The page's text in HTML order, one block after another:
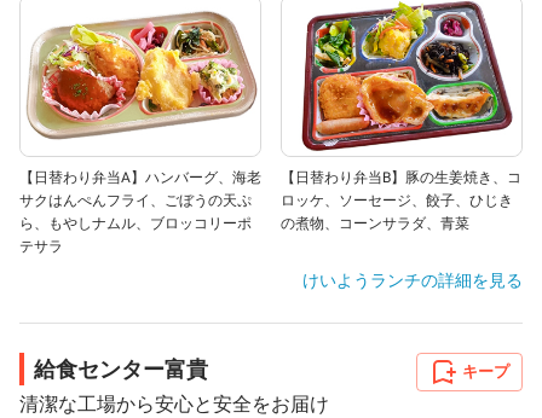
【日替わり弁当A】ハンバーグ、海老
サクはんぺんフライ、ごぼうの天ぷ
ら、もやしナムル、ブロッコリーポ
テサラ
【日替わり弁当B】豚の生姜焼き、コ
ロッケ、ソーセージ、餃子、ひじき
の煮物、コーンサラダ、青菜
けいようランチの詳細を見る
給食センター富貴
清潔な工場から安心と安全をお届け
キープ